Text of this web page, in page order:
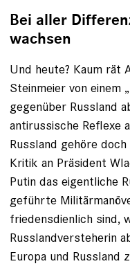
Bei aller
wachsen
Und heute? Kaum rät
Steinmeier von einem
gegenüber Russland
antirussische Reflexe
Russland gehöre
Kritik an Präsident
Putin das eigentliche
geführte
friedensdienlich sind,
Russlandversteherin
Europa und Russland